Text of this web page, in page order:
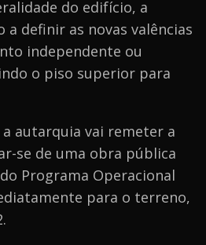
do edifício, a
definir as novas valências
independente ou
o piso superior para
autarquia vai remeter a
se de uma obra pública
Programa Operacional
para o terreno,